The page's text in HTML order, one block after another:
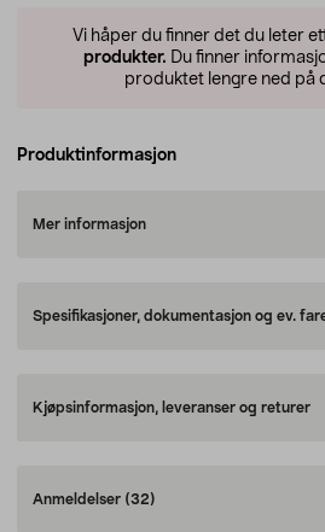
Vi håper du finner det du leter
produkter. Du finner
produktet lengre ned på
Produktinformasjon
Mer informasjon
Spesifikasjoner, dokumentasjon og ev.
Kjøpsinformasjon, leveranser og returer
Anmeldelser (32)